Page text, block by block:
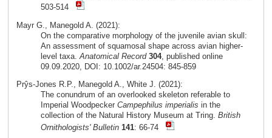
503-514
Mayr G., Manegold A. (2021):
On the comparative morphology of the juvenile avian skull:
An assessment of squamosal shape across avian higher-
level taxa. Anatomical Record 304, published online
09.09.2020, DOI: 10.1002/ar.24504: 845-859
Prŷs-Jones R.P., Manegold A., White J. (2021):
The conundrum of an overlooked skeleton referable to
Imperial Woodpecker Campephilus imperialis in the
collection of the Natural History Museum at Tring. British
Ornithologists' Bulletin 141: 66-74